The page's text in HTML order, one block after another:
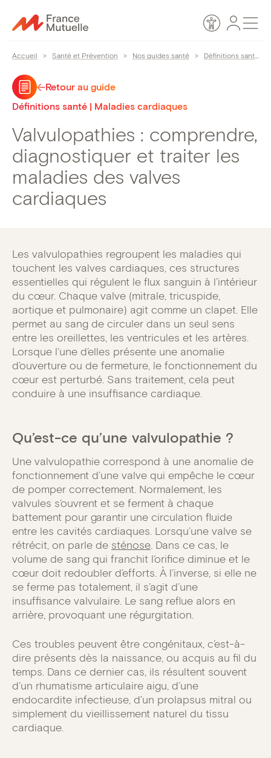
au
Accessibilité
Espace
Accueil > Santé et Prévention > Nos guides santé > Définitions santé
Retour au guide
Définitions santé | Maladies cardiaques
Valvulopathies : comprendre,
diagnostiquer et traiter les
maladies des valves
cardiaques
Les valvulopathies regroupent les maladies qui
touchent les valves cardiaques, ces structures
essentielles qui régulent le flux sanguin à l’intérieur
du cœur. Chaque valve (mitrale, tricuspide,
aortique et pulmonaire) agit comme un clapet. Elle
permet au sang de circuler dans un seul sens
entre les oreillettes, les ventricules et les artères.
Lorsque l’une d’elles présente une anomalie
d’ouverture ou de fermeture, le fonctionnement du
cœur est perturbé. Sans traitement, cela peut
conduire à une insuffisance cardiaque.
Qu’est-ce qu’une valvulopathie ?
Une valvulopathie correspond à une anomalie de
fonctionnement d’une valve qui empêche le cœur
de pomper correctement. Normalement, les
valvules s’ouvrent et se ferment à chaque
battement pour garantir une circulation fluide
entre les cavités cardiaques. Lorsqu’une valve se
rétrécit, on parle de sténose. Dans ce cas, le
volume de sang qui franchit l’orifice diminue et le
cœur doit redoubler d’efforts. À l’inverse, si elle ne
se ferme pas totalement, il s’agit d’une
insuffisance valvulaire. Le sang reflue alors en
arrière, provoquant une régurgitation.
Ces troubles peuvent être congénitaux, c’est-à-
dire présents dès la naissance, ou acquis au fil du
temps. Dans ce dernier cas, ils résultent souvent
d’un rhumatisme articulaire aigu, d’une
endocardite infectieuse, d’un prolapsus mitral ou
simplement du vieillissement naturel du tissu
cardiaque.